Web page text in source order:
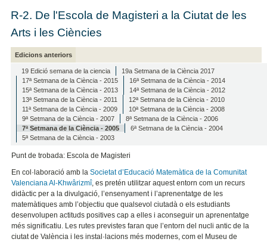
R-2. De l'Escola de Magisteri a la Ciutat de les
Arts i les Ciències
Edicions anteriors
19 Edició semana de la ciencia
19a Setmana de la Ciència 2017
17ª Setmana de la Ciència - 2015
16ª Setmana de la Ciència - 2014
15ª Setmana de la Ciència - 2013
14ª Setmana de la Ciència - 2012
13ª Setmana de la Ciència - 2011
12ª Setmana de la Ciència - 2010
11ª Setmana de la Ciència - 2009
10ª Setmana de la Ciència - 2008
9ª Setmana de la Ciència - 2007
8ª Setmana de la Ciència - 2006
7ª Setmana de la Ciència - 2005
6ª Setmana de la Ciència - 2004
5ª Setmana de la Ciència - 2003
Punt de trobada: Escola de Magisteri
En col·laboració amb laSocietat d’Educació Matemàtica de la Comunitat
Valenciana Al-Khwârizmî, es pretén utilitzar aquest entorn com un recurs
didàctic per a la divulgació, l’ensenyament i l’aprenentatge de les
matemàtiques amb l’objectiu que qualsevol ciutadà o els estudiants
desenvolupen actituds positives cap a elles i aconseguir un aprenentatge
més significatiu. Les rutes previstes faran que l’entorn del nucli antic de la
ciutat de València i les instal·lacions més modernes, com el Museu de